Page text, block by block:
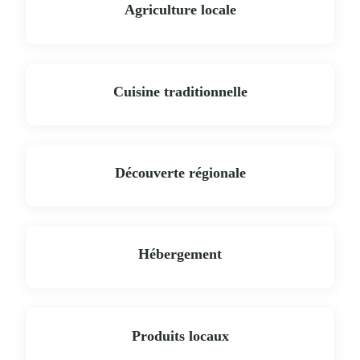
Agriculture locale
Cuisine traditionnelle
Découverte régionale
Hébergement
Produits locaux